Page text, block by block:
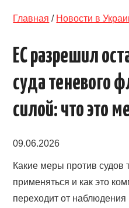
КОНТАКТЫ
>
Главная / Новости в
ЕС разрешил
суда теневого
силой: что это
09.06.2026
Какие меры против судов
применяться и как это
переходит от